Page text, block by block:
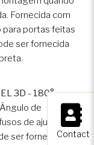
×
Contact
Fornecida com
para portas feitas
ser fornecida
3D - 180°
de
de ajuste e
ser fornecida